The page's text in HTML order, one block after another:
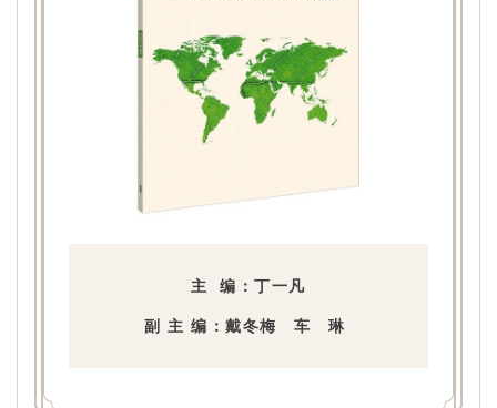
主 编：丁一凡
副 主 编：戴冬梅 车 琳